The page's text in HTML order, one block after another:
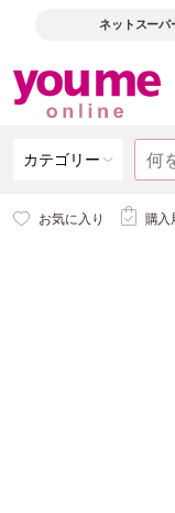
ネットスーパ
カテゴリー
お気に入り 購入